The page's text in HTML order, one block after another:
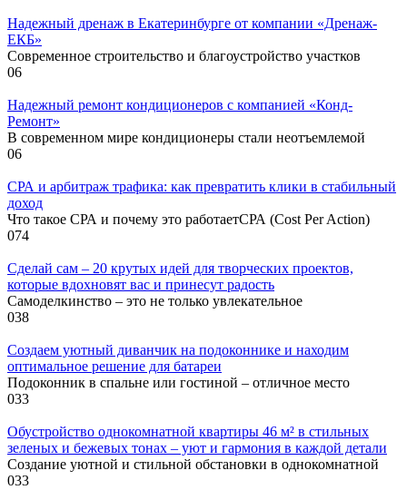
Надежный дренаж в Екатеринбурге от компании «Дренаж-
ЕКБ»
Современное строительство и благоустройство участков
06
Надежный ремонт кондиционеров с компанией «Конд-
Ремонт»
В современном мире кондиционеры стали неотъемлемой
06
СРА и арбитраж трафика: как превратить клики в стабильный
доход
Что такое СРА и почему это работаетСРА (Cost Per Action)
074
Сделай сам – 20 крутых идей для творческих проектов,
которые вдохновят вас и принесут радость
Самоделкинство – это не только увлекательное
038
Создаем уютный диванчик на подоконнике и находим
оптимальное решение для батареи
Подоконник в спальне или гостиной – отличное место
033
Обустройство однокомнатной квартиры 46 м² в стильных
зеленых и бежевых тонах – уют и гармония в каждой детали
Создание уютной и стильной обстановки в однокомнатной
033